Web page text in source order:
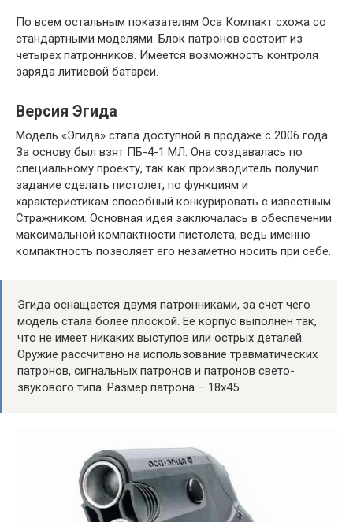
По всем остальным показателям Оса Компакт схожа со
стандартными моделями. Блок патронов состоит из
четырех патронников. Имеется возможность контроля
заряда литиевой батареи.
Версия Эгида
Модель «Эгида» стала доступной в продаже с 2006 года.
За основу был взят ПБ-4-1 МЛ. Она создавалась по
специальному проекту, так как производитель получил
задание сделать пистолет, по функциям и
характеристикам способный конкурировать с известным
Стражником. Основная идея заключалась в обеспечении
максимальной компактности пистолета, ведь именно
компактность позволяет его незаметно носить при себе.
Эгида оснащается двумя патронниками, за счет чего
модель стала более плоской. Ее корпус выполнен так,
что не имеет никаких выступов или острых деталей.
Оружие рассчитано на использование травматических
патронов, сигнальных патронов и патронов свето-
звукового типа. Размер патрона – 18х45.